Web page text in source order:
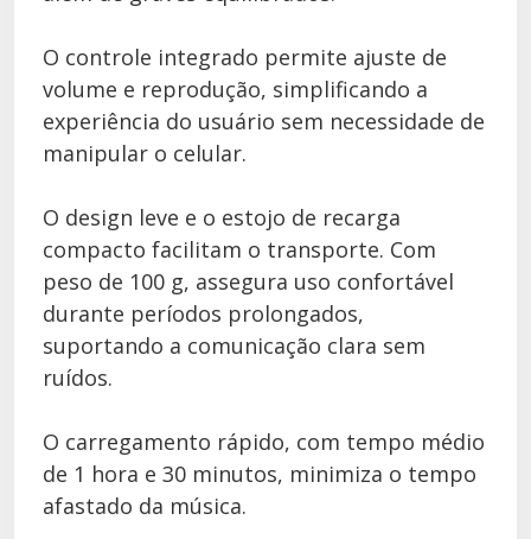
O controle integrado permite ajuste de
volume e reprodução, simplificando a
experiência do usuário sem necessidade de
manipular o celular.
O design leve e o estojo de recarga
compacto facilitam o transporte. Com
peso de 100 g, assegura uso confortável
durante períodos prolongados,
suportando a comunicação clara sem
ruídos.
O carregamento rápido, com tempo médio
de 1 hora e 30 minutos, minimiza o tempo
afastado da música.